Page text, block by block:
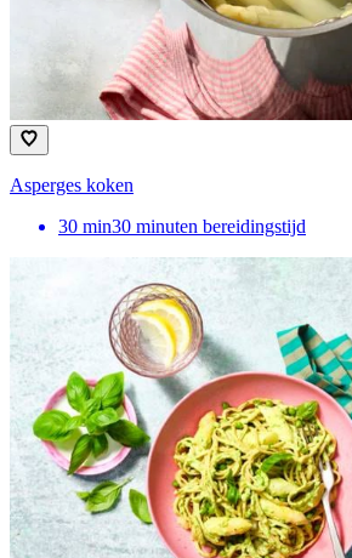
Asperges koken
30 min30 minuten bereidingstijd